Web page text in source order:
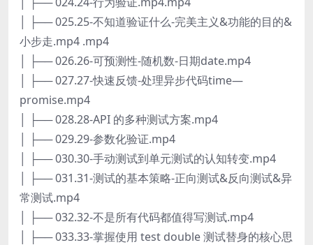
│ ├── 025.25-不知道验证什么-完美主义&功能的目的&
小步走.mp4 .mp4
│ ├── 026.26-可预测性-随机数-日期date.mp4
│ ├── 027.27-快速反馈-处理异步代码time—
promise.mp4
│ ├── 028.28-API 的多种测试方案.mp4
│ ├── 029.29-参数化验证.mp4
│ ├── 030.30-手动测试到单元测试的认知转变.mp4
│ ├── 031.31-测试的基本策略-正向测试&反向测试&异
常测试.mp4
│ ├── 032.32-不是所有代码都值得写测试.mp4
│ ├── 033.33-掌握使用 test double 测试替身的核心思